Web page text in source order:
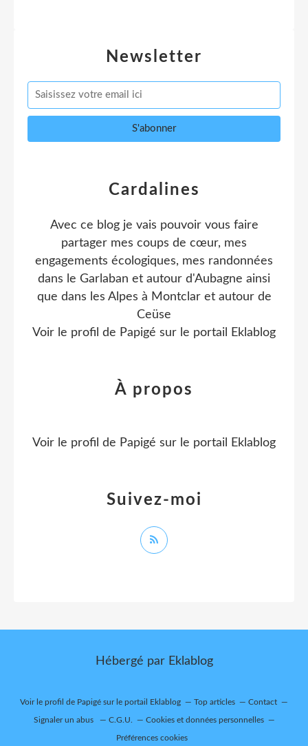
Newsletter
Cardalines
Avec ce blog je vais pouvoir vous faire
partager mes coups de cœur, mes
engagements écologiques, mes randonnées
dans le Garlaban et autour d'Aubagne ainsi
que dans les Alpes à Montclar et autour de
Ceüse
Voir le profil de Papigé sur le portail Eklablog
Suivez-moi
À propos
Voir le profil de Papigé sur le portail Eklablog
Hébergé par Eklablog
Voir le profil de Papigé sur le portail Eklablog Top articles Contact
Signaler un abus C.G.U. Cookies et données personnelles
Préférences cookies